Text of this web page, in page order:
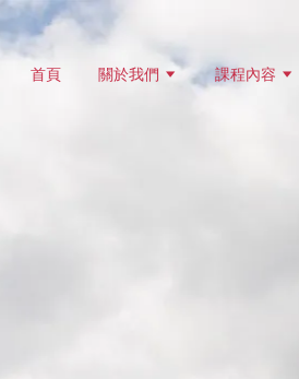
首頁 關於我們 課程內容